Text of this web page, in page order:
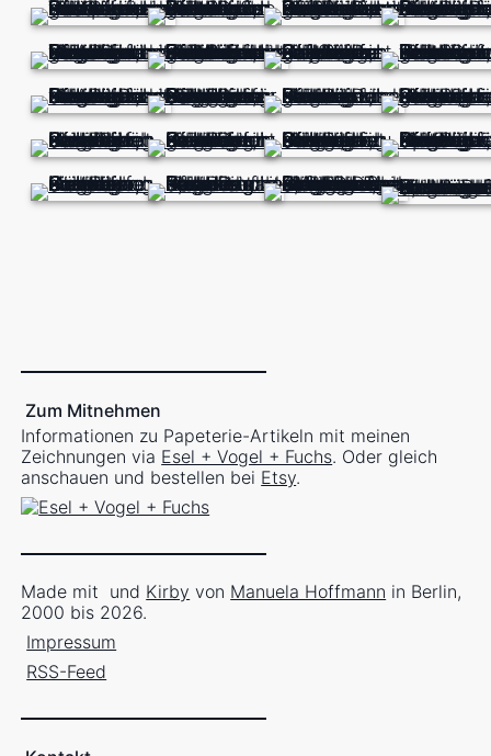
Zum Mitnehmen
Informationen zu Papeterie-Artikeln mit meinen
Zeichnungen via Esel + Vogel + Fuchs. Oder gleich
anschauen und bestellen bei Etsy.
Made mit und Kirby von Manuela Hoffmann in Berlin,
2000 bis 2026.
Impressum
RSS-Feed